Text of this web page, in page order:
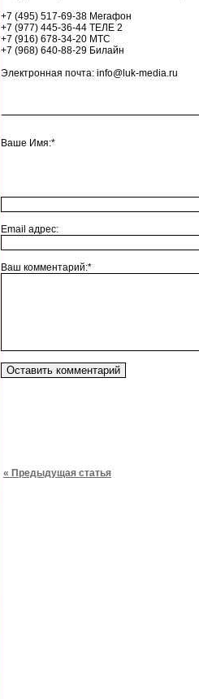
+7 (495) 517-69-38 Мегафон
+7 (977) 445-36-44 ТЕЛЕ 2
+7 (916) 678-34-20 МТС
+7 (968) 640-88-29 Билайн
Электронная почта: info@luk-media.ru
Ваше Имя:*
Email адрес:
Ваш комментарий:*
« Предыдущая статья